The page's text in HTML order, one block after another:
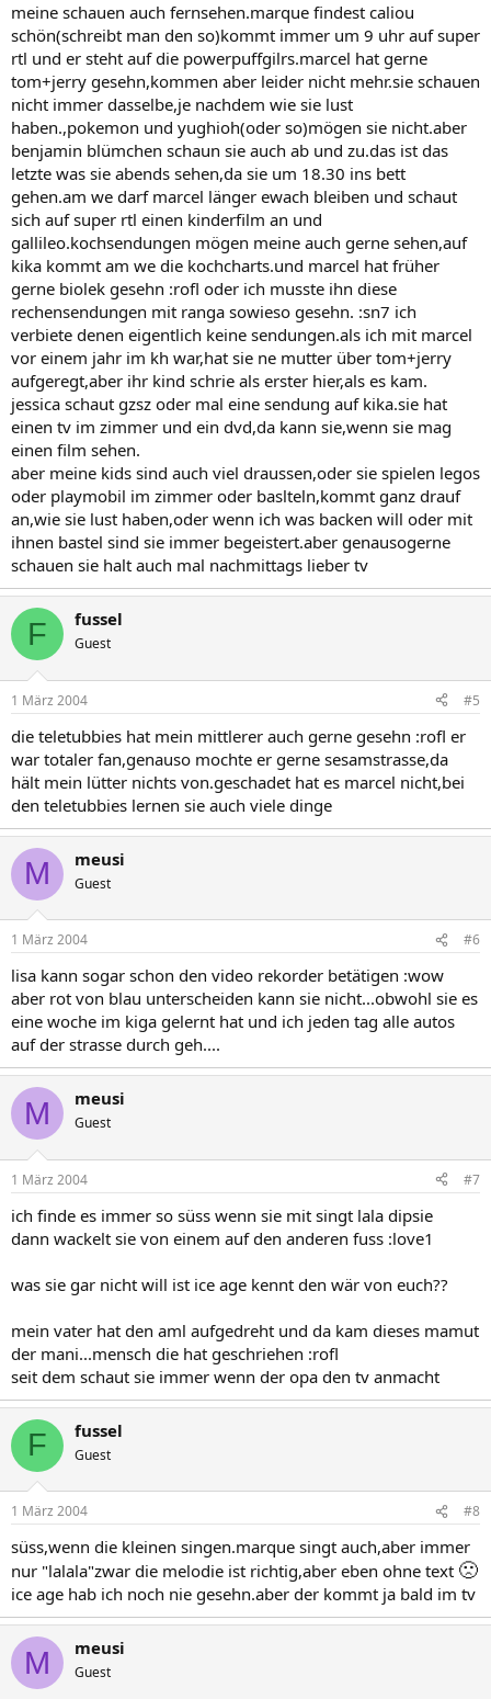
meine schauen auch fernsehen.marque findest caliou
schön(schreibt man den so)kommt immer um 9 uhr auf super
rtl und er steht auf die powerpuffgilrs.marcel hat gerne
tom+jerry gesehn,kommen aber leider nicht mehr.sie schauen
nicht immer dasselbe,je nachdem wie sie lust
haben.,pokemon und yughioh(oder so)mögen sie nicht.aber
benjamin blümchen schaun sie auch ab und zu.das ist das
letzte was sie abends sehen,da sie um 18.30 ins bett
gehen.am we darf marcel länger ewach bleiben und schaut
sich auf super rtl einen kinderfilm an und
gallileo.kochsendungen mögen meine auch gerne sehen,auf
kika kommt am we die kochcharts.und marcel hat früher
gerne biolek gesehn :rofl oder ich musste ihn diese
rechensendungen mit ranga sowieso gesehn. :sn7 ich
verbiete denen eigentlich keine sendungen.als ich mit marcel
vor einem jahr im kh war,hat sie ne mutter über tom+jerry
aufgeregt,aber ihr kind schrie als erster hier,als es kam.
jessica schaut gzsz oder mal eine sendung auf kika.sie hat
einen tv im zimmer und ein dvd,da kann sie,wenn sie mag
einen film sehen.
aber meine kids sind auch viel draussen,oder sie spielen legos
oder playmobil im zimmer oder baslteln,kommt ganz drauf
an,wie sie lust haben,oder wenn ich was backen will oder mit
ihnen bastel sind sie immer begeistert.aber genausogerne
schauen sie halt auch mal nachmittags lieber tv
F fussel
Guest
1 März 2004 #5
die teletubbies hat mein mittlerer auch gerne gesehn :rofl er
war totaler fan,genauso mochte er gerne sesamstrasse,da
hält mein lütter nichts von.geschadet hat es marcel nicht,bei
den teletubbies lernen sie auch viele dinge
M meusi
Guest
1 März 2004 #6
lisa kann sogar schon den video rekorder betätigen :wow
aber rot von blau unterscheiden kann sie nicht...obwohl sie es
eine woche im kiga gelernt hat und ich jeden tag alle autos
auf der strasse durch geh....
M meusi
Guest
1 März 2004 #7
ich finde es immer so süss wenn sie mit singt lala dipsie
dann wackelt sie von einem auf den anderen fuss :love1
was sie gar nicht will ist ice age kennt den wär von euch??
mein vater hat den aml aufgedreht und da kam dieses mamut
der mani...mensch die hat geschriehen :rofl
seit dem schaut sie immer wenn der opa den tv anmacht
F fussel
Guest
1 März 2004 #8
süss,wenn die kleinen singen.marque singt auch,aber immer
nur "lalala"zwar die melodie ist richtig,aber eben ohne text 🙁
ice age hab ich noch nie gesehn.aber der kommt ja bald im tv
M meusi
Guest